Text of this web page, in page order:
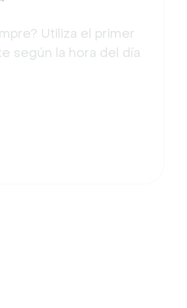
Utiliza el primer
según la hora del día